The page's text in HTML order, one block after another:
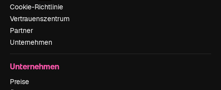
Cookie-Richtlinie
Vertrauenszentrum
Partner
Unternehmen
Unternehmen
Preise